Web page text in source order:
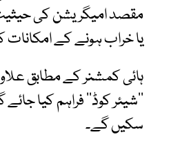
مقصد امیگریشن کی حیثیت
یا خراب ہونے کے امکانات
ہائی کمشنر کے مطابق
’’شیئر کوڈ‘‘ فراہم کیا
سکیں گے۔